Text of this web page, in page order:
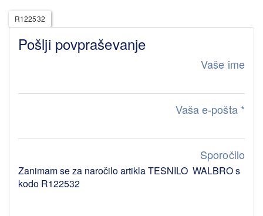
R122532
Pošlji povpraševanje
Vaše ime
Vaša e-pošta *
Sporočilo